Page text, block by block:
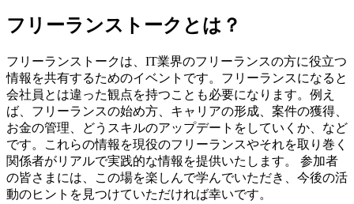
フリーランストークとは？
フリーランストークは、IT業界のフリーランスの方に役立つ
情報を共有するためのイベントです。フリーランスになると
会社員とは違った観点を持つことも必要になります。例え
ば、フリーランスの始め方、キャリアの形成、案件の獲得、
お金の管理、どうスキルのアップデートをしていくか、など
です。これらの情報を現役のフリーランスやそれを取り巻く
関係者がリアルで実践的な情報を提供いたします。 参加者
の皆さまには、この場を楽しんで学んでいただき、今後の活
動のヒントを見つけていただければ幸いです。